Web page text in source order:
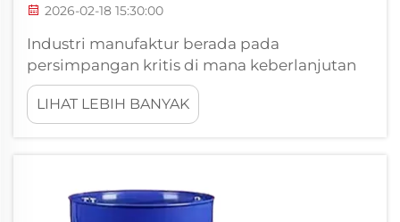
2026-02-18 15:30:00
Industri manufaktur berada pada
persimpangan kritis di mana keberlanjutan
lingkungan dan kinerja operasional harus
bersatu secara harmonis. Seiring
meningkatnya tekanan regulasi dan
LIHAT LEBIH BANYAK